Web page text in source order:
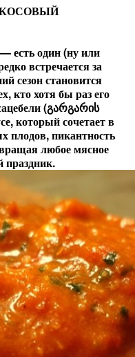
есть один (ну или
встречается за
сезон становится
кто хотя бы раз его
(გარგარის
который сочетает в
плодов, пикантность
любое мясное
праздник.